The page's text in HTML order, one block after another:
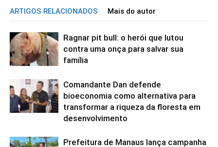
ARTIGOS RELACIONADOS Mais do autor
Ragnar pit bull: o herói que lutou
contra uma onça para salvar sua
família
Comandante Dan defende
bioeconomia como alternativa para
transformar a riqueza da floresta em
desenvolvimento
Prefeitura de Manaus lança campanha